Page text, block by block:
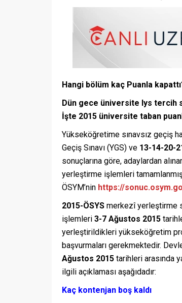
Hangi bölüm kaç Puanla
Dün gece üniversite lys tercih
İşte 2015 üniversite taban
Yükseköğretime sınavsız geçiş
Geçiş Sınavı (YGS) ve 13-14-20-
sonuçlarına göre, adaylardan
yerleştirme işlemleri
ÖSYM’nin https://
2015-ÖSYS merkezî yerleştirme
işlemleri 3-7 Ağustos 2015
yerleştirildikleri yükseköğretim
başvurmaları gerekmektedir.
Ağustos 2015 tarihleri arasında
ilgili açıklaması aşağıdadır:
Kaç kontenjan boş kaldı